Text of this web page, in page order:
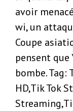
avoir
wi, un
Coupe
pensent que
bombe. Tag:
HD,Tik Tok